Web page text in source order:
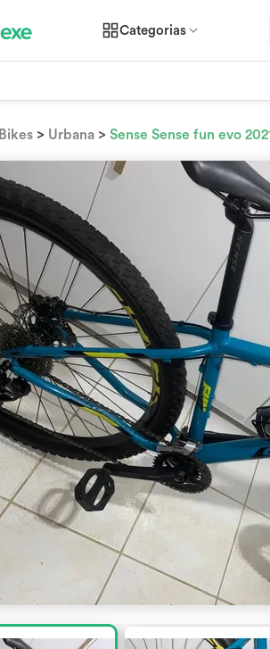
Categorias
Bikes > Urbana >Sense Sense fun evo 2021